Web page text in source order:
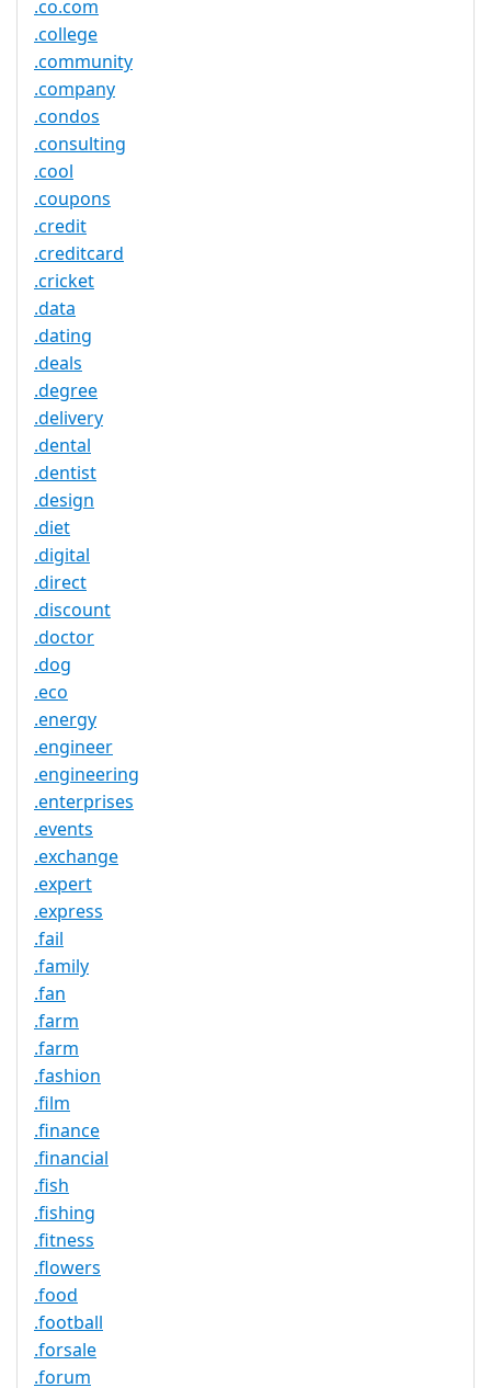
.co.com
.college
.community
.company
.condos
.consulting
.cool
.coupons
.credit
.creditcard
.cricket
.data
.dating
.deals
.degree
.delivery
.dental
.dentist
.design
.diet
.digital
.direct
.discount
.doctor
.dog
.eco
.energy
.engineer
.engineering
.enterprises
.events
.exchange
.expert
.express
.fail
.family
.fan
.farm
.farm
.fashion
.film
.finance
.financial
.fish
.fishing
.fitness
.flowers
.food
.football
.forsale
.forum